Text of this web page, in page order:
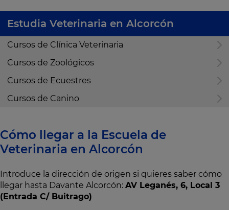
Estudia Veterinaria en Alcorcón
Cursos de Clínica Veterinaria
Cursos de Zoológicos
Cursos de Ecuestres
Cursos de Canino
Cómo llegar a la Escuela de
Veterinaria en Alcorcón
Introduce la dirección de origen si quieres saber cómo
llegar hasta Davante Alcorcón: AV Leganés, 6, Local 3
(Entrada C/ Buitrago)